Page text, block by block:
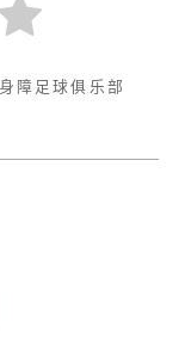
身障足球俱乐部